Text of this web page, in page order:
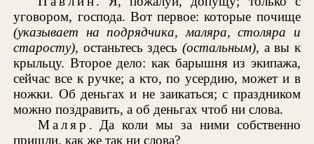
уговором, господа. Вот первое: которые почище
(указывает на подрядчика, маляра, столяра и
старосту), останьтесь здесь (остальным), а вы к
крыльцу. Второе дело: как барышня из экипажа,
сейчас все к ручке; а кто, по усердию, может и в
ножки. Об деньгах и не заикаться; с праздником
можно поздравить, а об деньгах чтоб ни слова.
Маляр . Да коли мы за ними собственно
пришли, как же так ни слова?